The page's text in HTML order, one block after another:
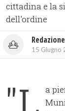
cittadina e la
dell'ordine
15 Giugno
a